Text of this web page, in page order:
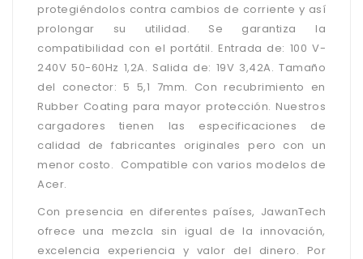
protegiéndolos contra cambios de corriente y así
prolongar su utilidad. Se garantiza la
compatibilidad con el portátil. Entrada de: 100 V-
240V 50-60Hz 1,2A. Salida de: 19V 3,42A. Tamaño
del conector: 5 5,1 7mm. Con recubrimiento en
Rubber Coating para mayor protección. Nuestros
cargadores tienen las especificaciones de
calidad de fabricantes originales pero con un
menor costo. Compatible con varios modelos de
Acer.
Con presencia en diferentes países, JawanTech
ofrece una mezcla sin igual de la innovación,
excelencia experiencia y valor del dinero. Por